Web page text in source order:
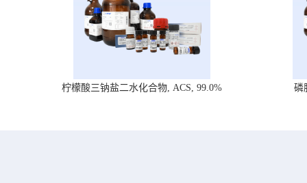
柠檬酸三钠盐二水化合物, ACS, 99.0% 磷